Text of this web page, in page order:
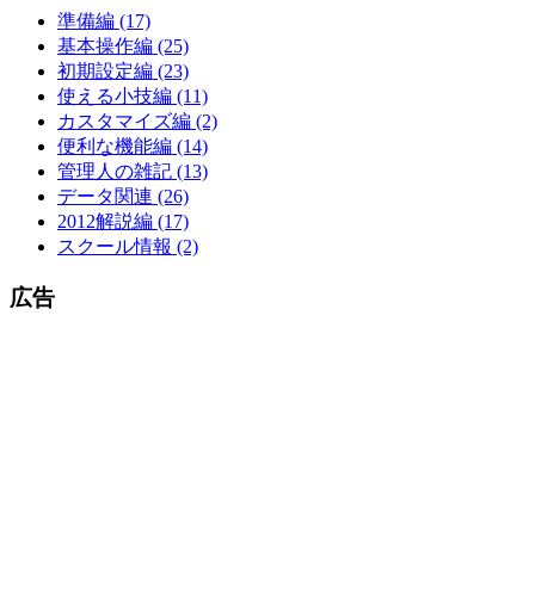
準備編 (17)
基本操作編 (25)
初期設定編 (23)
使える小技編 (11)
カスタマイズ編 (2)
便利な機能編 (14)
管理人の雑記 (13)
データ関連 (26)
2012解説編 (17)
スクール情報 (2)
広告